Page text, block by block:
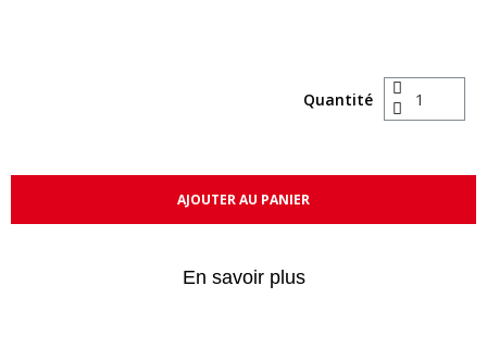
Quantité
AJOUTER AU PANIER
En savoir plus